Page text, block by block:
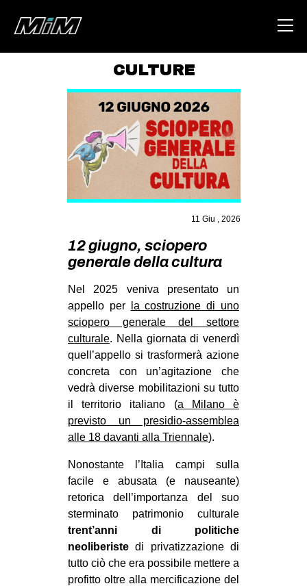
ABOUT
AREA
DEGENERAZIONE
CSOA LAMBRETTA
MSM
STUDENTI TSUNAMI
ZAM
MILANO
MOBILITAZIONI
SPAZI
SPORT POPOLARE
MOVIMENTI
AMBIENTE
ANTIFASCISMO
DIRITTO ALL’ABITARE
GENERI
MIGRAZIONI
PRECARIATO
REPRESSIONE
CULTURE
11 Giu , 2026
12 giugno, sciopero
generale della cultura
Nel 2025 veniva presentato un
appello per
la costruzione di uno
sciopero generale del settore
culturale. Nella giornata di venerdì
quell’appello si trasformerà azione
concreta con un’agitazione che
vedrà diverse mobilitazioni su tutto
il territorio italiano (a Milano è
previsto un presidio-assemblea
alle 18 davanti alla Triennale).
Nonostante l’Italia campi sulla
facile e abusata (e nauseante)
retorica dell’importanza del suo
sterminato patrimonio culturale
trent’anni di politiche
neoliberiste di privatizzazione di
tutto ciò che era possibile mettere a
profitto oltre alla mercificazione del